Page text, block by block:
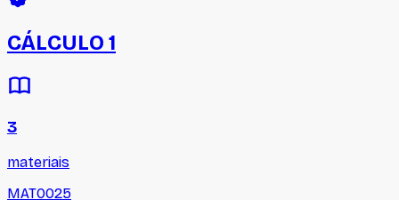
CÁLCULO 1
3
materiais
MAT0025